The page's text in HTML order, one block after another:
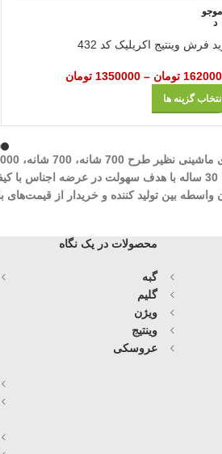
د
فرش وینتیج اکریلیک کد 432
تومان –
1350000 تومان
گزینه ها
می نماید . شرکت مهرآوران فیض کاشان با سابقه درخشان
بین تولید کننده و خریدار از قیمت‌های
محصولات در یک نگاه
گبه
گلیم
ویژن
وینتیج
عروسکی